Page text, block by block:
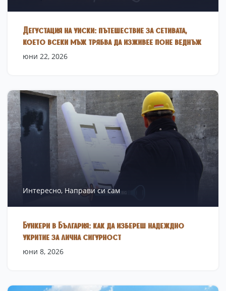
Дегустация на уиски: пътешествие за сетивата,
което всеки мъж трябва да изживее поне веднъж
юни 22, 2026
Интересно, Направи си сам
Бункери в България: как да избереш надеждно
укритие за лична сигурност
юни 8, 2026